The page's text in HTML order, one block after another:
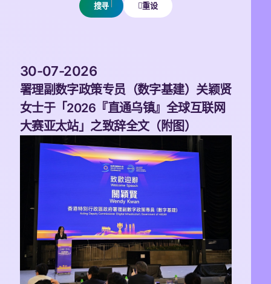
搜寻 重设
30-07-2026
署理副数字政策专员（数字基建）关颖贤
女士于「2026『直通乌镇』全球互联网
大赛亚太站」之致辞全文（附图）